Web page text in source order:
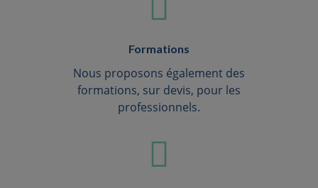
Formations
Nous proposons également des
formations, sur devis, pour les
professionnels.